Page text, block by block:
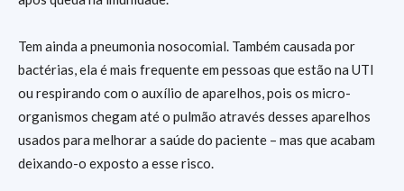
Tem ainda a pneumonia nosocomial. Também causada por
bactérias, ela é mais frequente em pessoas que estão na UTI
ou respirando com o auxílio de aparelhos, pois os micro-
organismos chegam até o pulmão através desses aparelhos
usados para melhorar a saúde do paciente – mas que acabam
deixando-o exposto a esse risco.